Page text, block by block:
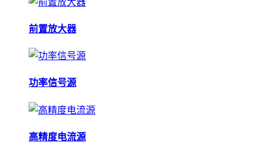
前置放大器
功率信号源
高精度电流源